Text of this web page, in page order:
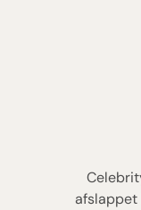
afslappet